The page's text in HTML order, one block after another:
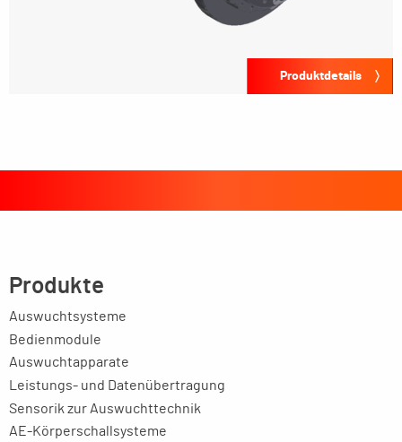
Produktdetails
Produkte
Auswuchtsysteme
Bedienmodule
Auswuchtapparate
Leistungs- und Datenübertragung
Sensorik zur Auswuchttechnik
AE-Körperschallsysteme